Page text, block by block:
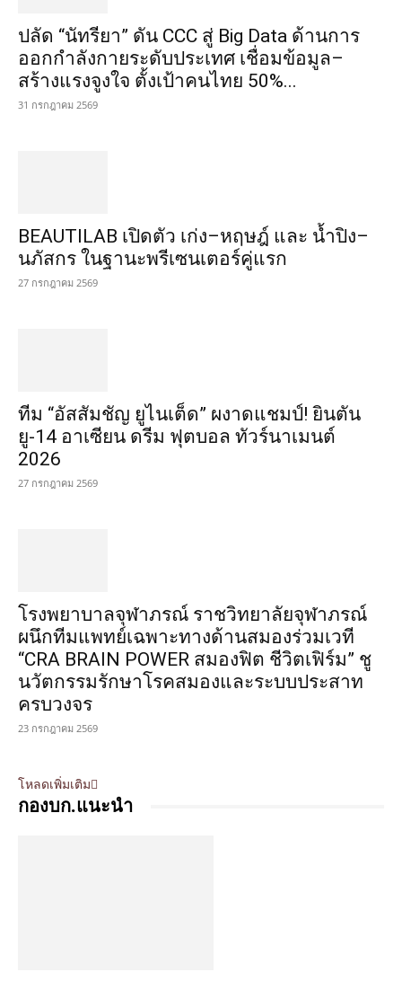
ปลัด “นัทรียา” ดัน CCC สู่ Big Data ด้านการ
ออกกำลังกายระดับประเทศ เชื่อมข้อมูล–
สร้างแรงจูงใจ ตั้งเป้าคนไทย 50%...
31 กรกฎาคม 2569
BEAUTILAB เปิดตัว เก่ง–หฤษฎ์ และ น้ำปิง–
นภัสกร ในฐานะพรีเซนเตอร์คู่แรก
27 กรกฎาคม 2569
ทีม “อัสสัมชัญ ยูไนเต็ด” ผงาดแชมป์! ยินตัน
ยู-14 อาเซียน ดรีม ฟุตบอล ทัวร์นาเมนต์
2026
27 กรกฎาคม 2569
โรงพยาบาลจุฬาภรณ์ ราชวิทยาลัยจุฬาภรณ์
ผนึกทีมแพทย์เฉพาะทางด้านสมองร่วมเวที
“CRA BRAIN POWER สมองฟิต ชีวิตเฟิร์ม” ชู
นวัตกรรมรักษาโรคสมองและระบบประสาท
ครบวงจร
23 กรกฎาคม 2569
โหลดเพิ่มเติม
กองบก.แนะนำ